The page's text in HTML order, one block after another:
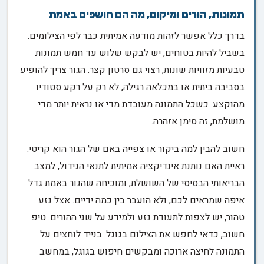
תמונות, הורים ומיקום, מה הם חושפים באמת
בדרך כלל אפשר לזהות מודעה אמיתית כבר לפי הצילומים.
בשביל להיות בטוחים, יש לבקש שלוש עד חמש תמונות
טבעיות מזוויות שונות, רצוי גם סרטון קצר. הגור צריך להופיע
בסביבה ביתית או במכלאה רגילה, לא רק על רקע סטודיו
מהוקצע. כשכל התמונה מעובדת מדי או נראית יותר מדי
מושלמת, זה סימן אזהרה.
חשוב להבין למה ביקור או צפייה באם של הגור הוא קריטי.
ראיית האם נותנת אינדיקציה אמיתית לתנאי הגידול, למצב
הבריאותי הבסיסי של השושלת, ומוכיחה שהגור באמת גדל
איפה שמראים לכם, ולא הועבר בין כמה ידיים. אצל גזע
טהור, יש לצפות לתעודת גזע ולמידע על שני ההורים. טיפ
חשוב, כדאי לחפש את הצילום בגוגל. בנייד לוחצים על
התמונה לחיצה ארוכה ומבקשים חיפוש בגוגל, במחשב